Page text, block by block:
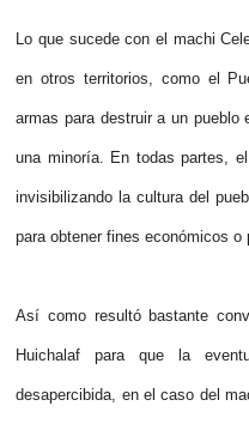
Lo que sucede con el machi
en otros territorios, como el
armas para destruir a un pueblo
una minoría. En todas partes,
invisibilizando la cultura del
para obtener fines económicos o
Así como resultó bastante
Huichalaf para que la
desapercibida, en el caso del